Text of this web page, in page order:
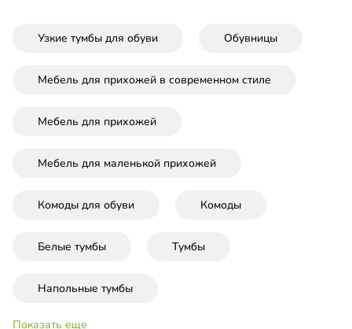
Узкие тумбы для обуви Обувницы
Мебель для прихожей в современном стиле
Мебель для прихожей
Мебель для маленькой прихожей
Комоды для обуви Комоды
Белые тумбы Тумбы
Напольные тумбы
Показать еще